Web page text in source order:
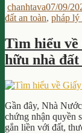
Lý
Ro
Author
chanhtavaPosted
on
07/09/
đất an toàn, pháp lý
Tìm hiểu về
hữu nhà
Gần đây, Nhà
chứng nhận quyền
gắn liền với đất,